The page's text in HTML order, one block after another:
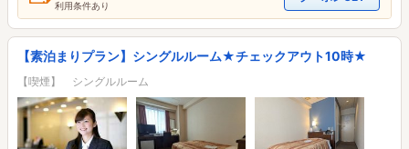
利用条件あり
【素泊まりプラン】シングルルーム★チェックアウト10時★
【喫煙】 シングルルーム